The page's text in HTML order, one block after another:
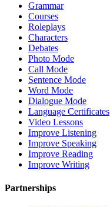
Grammar
Courses
Roleplays
Characters
Debates
Photo Mode
Call Mode
Sentence Mode
Word Mode
Dialogue Mode
Language Certificates
Video Lessons
Improve Listening
Improve Speaking
Improve Reading
Improve Writing
Partnerships